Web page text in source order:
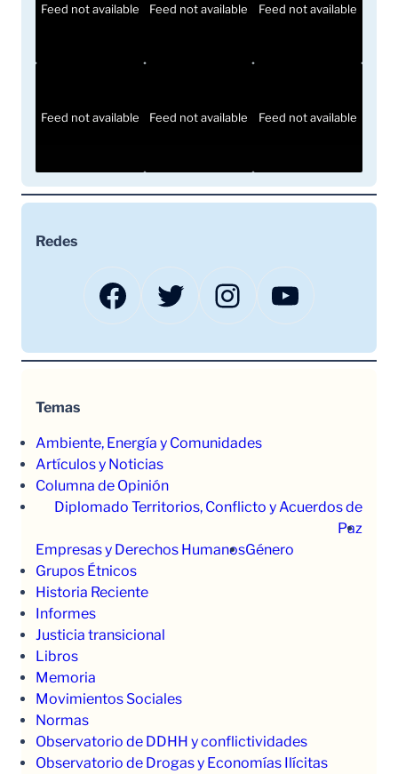
Feed not available Feed not available Feed not available
Feed not available Feed not available Feed not available
Redes
Facebook Twitter Instagram YouTube
Temas
Ambiente, Energía y Comunidades
Artículos y Noticias
Columna de Opinión
Diplomado Territorios, Conflicto y Acuerdos de
Paz
Empresas y Derechos HumanosGénero
Grupos Étnicos
Historia Reciente
Informes
Justicia transicional
Libros
Memoria
Movimientos Sociales
Normas
Observatorio de DDHH y conflictividades
Observatorio de Drogas y Economías Ilícitas